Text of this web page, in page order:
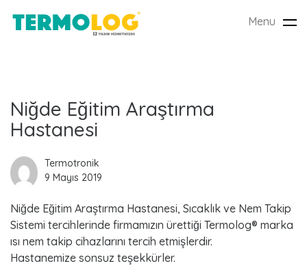
Menu
L
a
t
e
s
t
Niğde Eğitim Araştırma
Hastanesi
Termotronik
9 Mayıs 2019
Niğde Eğitim Araştırma Hastanesi, Sıcaklık ve Nem Takip
Sistemi tercihlerinde firmamızın ürettiği Termolog® marka
ısı nem takip cihazlarını tercih etmişlerdir.
Hastanemize sonsuz teşekkürler.